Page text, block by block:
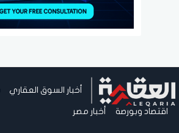
أخبار السوق العقاري
اقتصاد وبورصة أخبار مصر